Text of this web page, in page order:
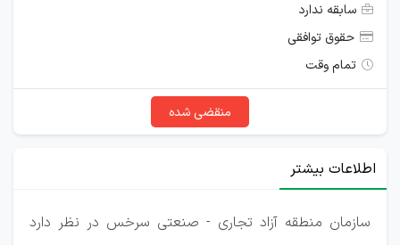
سابقه ندارد
حقوق توافقی
تمام وقت
منقضی شده
اطلاعات بیشتر
سازمان منطقه آزاد تجاری - صنعتی سرخس در نظر دارد